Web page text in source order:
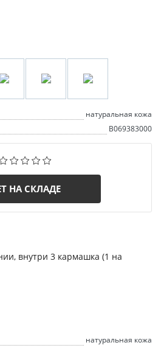
натуральная кожа
B069383000
НА СКЛАДЕ
внутри 3 кармашка (1 на
натуральная кожа